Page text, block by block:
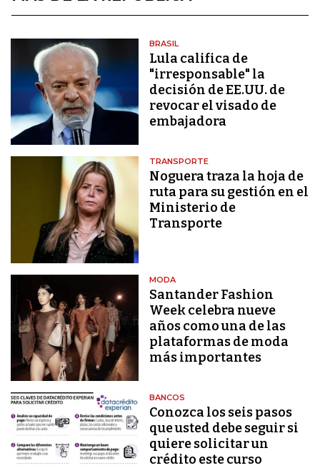
BRASIL
Lula califica de
"irresponsable" la
decisión de EE.UU. de
revocar el visado de
embajadora
TRANSPORTE
Noguera traza la hoja de
ruta para su gestión en el
Ministerio de
Transporte
MODA
Santander Fashion
Week celebra nueve
años como una de las
plataformas de moda
más importantes
BANCOS
Conozca los seis pasos
que usted debe seguir si
quiere solicitar un
crédito este curso